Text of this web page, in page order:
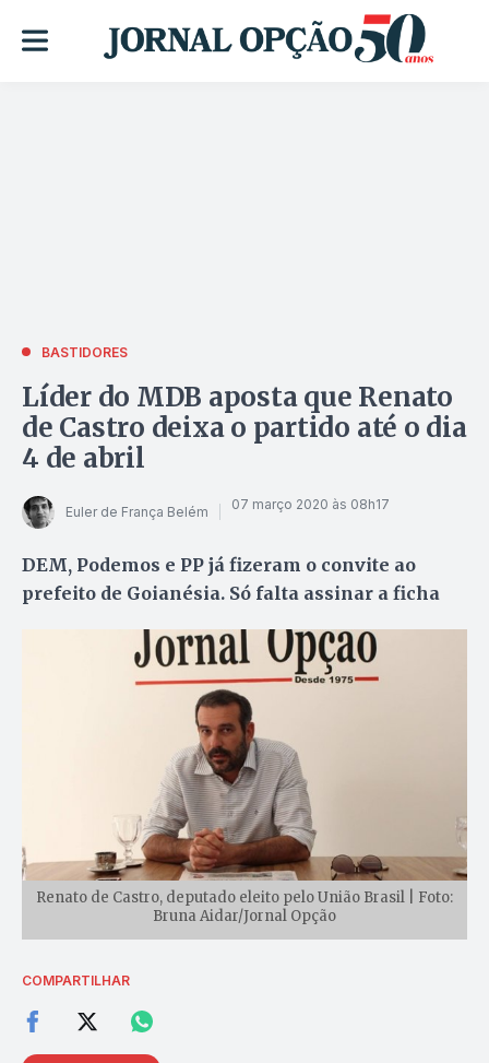
BASTIDORES
Líder do MDB aposta que Renato
de Castro deixa o partido até o dia
4 de abril
Euler de França Belém 07 março 2020 às 08h17
DEM, Podemos e PP já fizeram o convite ao
prefeito de Goianésia. Só falta assinar a ficha
Renato de Castro, deputado eleito pelo União Brasil | Foto:
Bruna Aidar/Jornal Opção
COMPARTILHAR